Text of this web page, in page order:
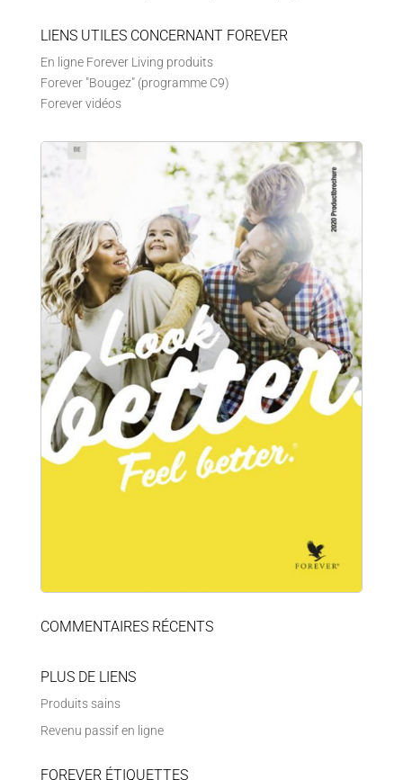
LIENS UTILES CONCERNANT FOREVER
En ligne Forever Living produits
Forever "Bougez" (programme C9)
Forever vidéos
COMMENTAIRES RÉCENTS
PLUS DE LIENS
Produits sains
Revenu passif en ligne
FOREVER ÉTIQUETTES